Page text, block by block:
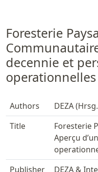
Foresterie
decennie et
operationnelles
Authors
DEZA
Title
Foresterie
Aperçu
Publisher
DEZA &